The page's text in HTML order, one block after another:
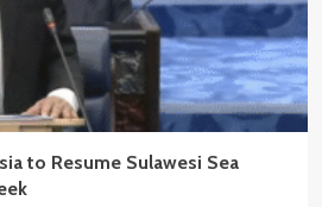
to Resume Sulawesi Sea